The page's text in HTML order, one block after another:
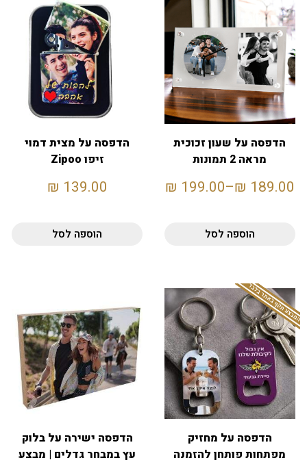
הדפסה על שעון זכוכית
מראה 2 תמונות
189.00
₪
–
199.00
₪
הוספה לסל
הדפסה על מצית דמוי
זיפו Zipoo
139.00
₪
הוספה לסל
המבצע תקף באתר בלבד
הדפסה על מחזיק
מפתחות פותחן להזמנה
הדפסה ישירה על בלוק
עץ במבחר גדלים | מבצע